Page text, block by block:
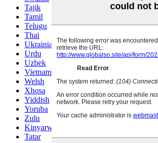
Tajik
Tamil
Telugu
Thai
Ukrainian
Urdu
Uzbek
Vietnamese
Welsh
Xhosa
Yiddish
Yoruba
Zulu
Kinyarwanda
Tatar